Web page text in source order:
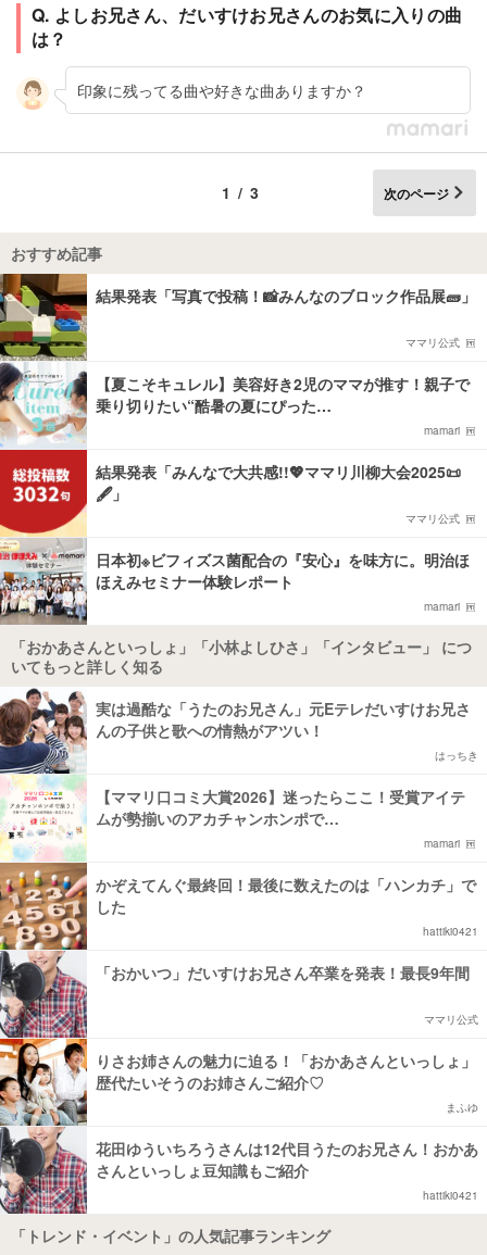
Q. よしお兄さん、だいすけお兄さんのお気に入りの曲
は？
印象に残ってる曲や好きな曲ありますか？
1/3 次のページ
おすすめ記事
結果発表「写真で投稿！📸みんなのブロック作品展🧱」
ママリ公式
【夏こそキュレル】美容好き2児のママが推す！親子で
乗り切りたい“酷暑の夏にぴった…
mamari
結果発表「みんなで大共感!!💖ママリ川柳大会2025📜
🖋️」
ママリ公式
日本初※ビフィズス菌配合の『安心』を味方に。明治ほ
ほえみセミナー体験レポート
mamari
「おかあさんといっしょ」「小林よしひさ」「インタビュー」 につ
いてもっと詳しく知る
実は過酷な「うたのお兄さん」元Eテレだいすけお兄さ
んの子供と歌への情熱がアツい！
はっちき
【ママリ口コミ大賞2026】迷ったらここ！受賞アイテ
ムが勢揃いのアカチャンホンポで…
mamari
かぞえてんぐ最終回！最後に数えたのは「ハンカチ」で
した
hattiki0421
「おかいつ」だいすけお兄さん卒業を発表！最長9年間
ママリ公式
りさお姉さんの魅力に迫る！「おかあさんといっしょ」
歴代たいそうのお姉さんご紹介♡
まふゆ
花田ゆういちろうさんは12代目うたのお兄さん！おかあ
さんといっしょ豆知識もご紹介
hattiki0421
「トレンド・イベント」の人気記事ランキング